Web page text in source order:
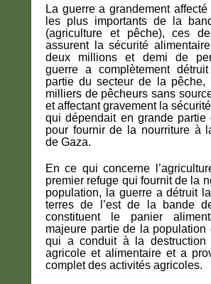
La guerre a grandement
les plus importants de la
(agriculture et pêche), ces
assurent la sécurité
deux millions et demi de
guerre a complètement
partie du secteur de la pêche,
milliers de pêcheurs sans
et affectant gravement la
qui dépendait en grande partie
pour fournir de la nourriture à
de Gaza.
En ce qui concerne
premier refuge qui fournit de la
population, la guerre a détruit
terres de l’est de la bande
constituent le panier
majeure partie de la population
qui a conduit à la destruction
agricole et alimentaire et a
complet des activités agricoles.